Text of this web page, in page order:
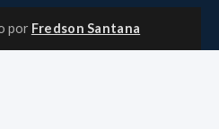
por Fredson Santana